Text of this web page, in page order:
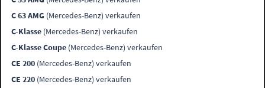
C 63 AMG (Mercedes-Benz) verkaufen
C-Klasse (Mercedes-Benz) verkaufen
C-Klasse Coupe (Mercedes-Benz) verkaufen
CE 200 (Mercedes-Benz) verkaufen
CE 220 (Mercedes-Benz) verkaufen